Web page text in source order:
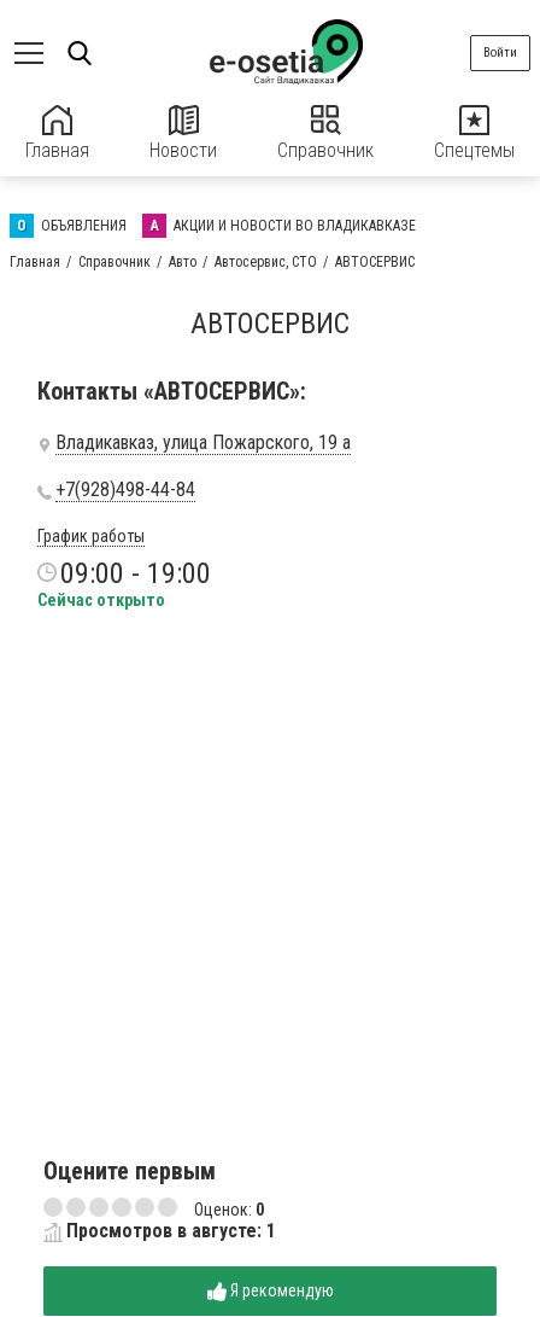
Главная Новости Справочник Спецтемы
Войти
О ОБЪЯВЛЕНИЯ А АКЦИИ И НОВОСТИ ВО ВЛАДИКАВКАЗЕ
Главная Справочник Авто Автосервис, СТО АВТОСЕРВИС
АВТОСЕРВИС
Контакты «АВТОСЕРВИС»:
Владикавказ, улица Пожарского, 19 а
+7(928)498-44-84
График работы
09:00 - 19:00
Сейчас открыто
Оцените первым
Оценок: 0
Просмотров в августе: 1
Я рекомендую